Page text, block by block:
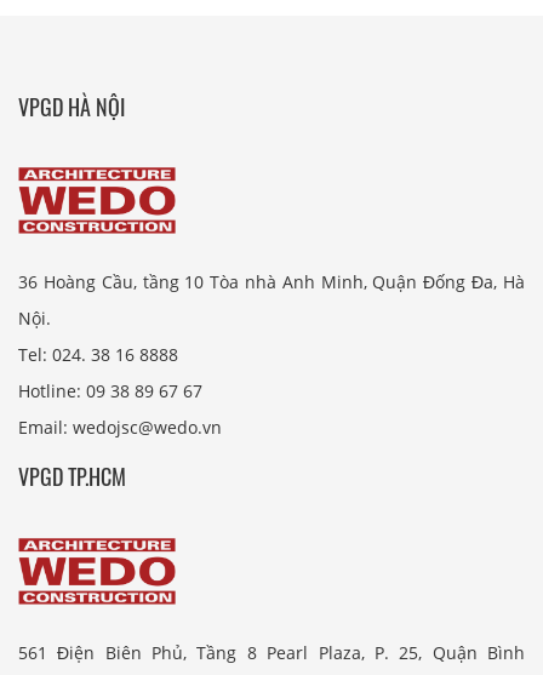
VPGD HÀ NỘI
36 Hoàng Cầu, tầng 10 Tòa nhà Anh Minh, Quận Đống Đa, Hà
Nội.
Tel: 024. 38 16 8888
Hotline: 09 38 89 67 67
Email: wedojsc@wedo.vn
VPGD TP.HCM
561 Điện Biên Phủ, Tầng 8 Pearl Plaza, P. 25, Quận Bình